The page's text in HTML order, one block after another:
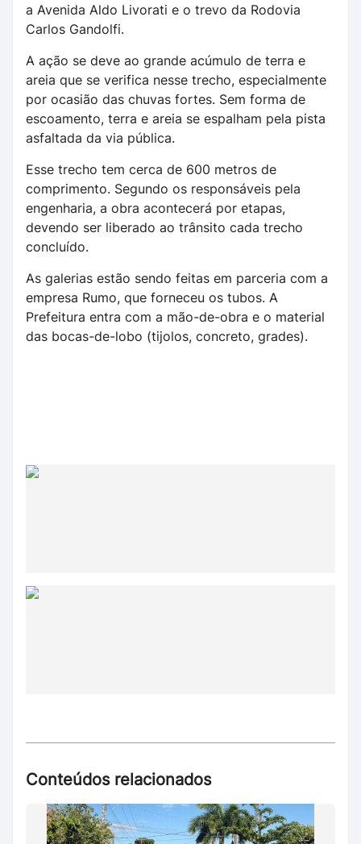
a Avenida Aldo Livorati e o trevo da Rodovia
Carlos Gandolfi.
A ação se deve ao grande acúmulo de terra e
areia que se verifica nesse trecho, especialmente
por ocasião das chuvas fortes. Sem forma de
escoamento, terra e areia se espalham pela pista
asfaltada da via pública.
Esse trecho tem cerca de 600 metros de
comprimento. Segundo os responsáveis pela
engenharia, a obra acontecerá por etapas,
devendo ser liberado ao trânsito cada trecho
concluído.
As galerias estão sendo feitas em parceria com a
empresa Rumo, que forneceu os tubos. A
Prefeitura entra com a mão-de-obra e o material
das bocas-de-lobo (tijolos, concreto, grades).
Conteúdos relacionados